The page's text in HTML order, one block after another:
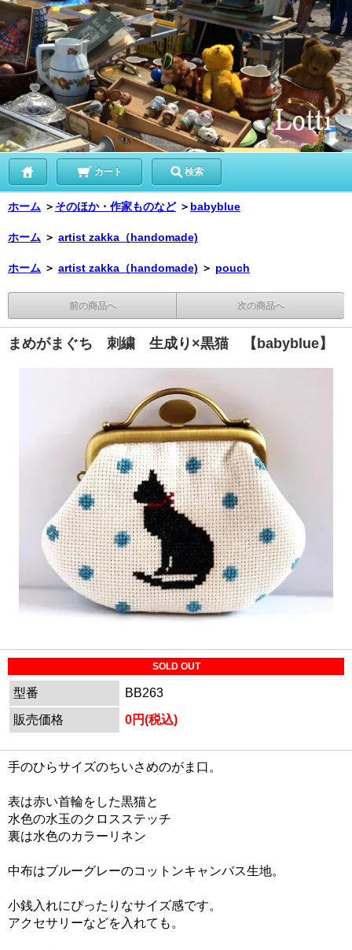
カート 検索
ホーム ＞ そのほか・作家ものなど ＞ babyblue
ホーム ＞ artist zakka（handomade)
ホーム ＞ artist zakka（handomade) ＞ pouch
前の商品へ 次の商品へ
まめがまぐち 刺繍 生成り×黒猫 【babyblue】
SOLD OUT
型番
BB263
販売価格
0円(税込)
手のひらサイズのちいさめのがま口。
表は赤い首輪をした黒猫と
水色の水玉のクロスステッチ
裏は水色のカラーリネン
中布はブルーグレーのコットンキャンバス生地。
小銭入れにぴったりなサイズ感です。
アクセサリーなどを入れても。